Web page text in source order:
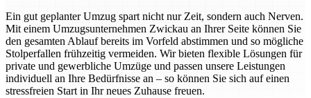
Ein gut geplanter Umzug spart nicht nur Zeit, sondern auch Nerven.
Mit einem Umzugsunternehmen Zwickau an Ihrer Seite können Sie
den gesamten Ablauf bereits im Vorfeld abstimmen und so mögliche
Stolperfallen frühzeitig vermeiden. Wir bieten flexible Lösungen für
private und gewerbliche Umzüge und passen unsere Leistungen
individuell an Ihre Bedürfnisse an – so können Sie sich auf einen
stressfreien Start in Ihr neues Zuhause freuen.